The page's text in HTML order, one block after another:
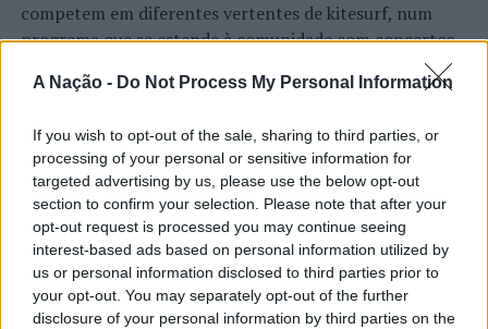
A Nação - Do Not Process My Personal Information
If you wish to opt-out of the sale, sharing to third parties, or
processing of your personal or sensitive information for
targeted advertising by us, please use the below opt-out
section to confirm your selection. Please note that after your
opt-out request is processed you may continue seeing
interest-based ads based on personal information utilized by
us or personal information disclosed to third parties prior to
your opt-out. You may separately opt-out of the further
disclosure of your personal information by third parties on the
Pedro Teixeira é um investigador pós-doutoral no
Centro Marc Bloch (Universidade Humboldt de Berlim),
onde integra o projeto franco-alemão “EURO-DEM –
Democracia no trabalho: um ideal Europeu?” (2021-
2024).
Leciona filosofia e economia política no Instituto Otto
Suhr da Universidade Livre de Berlim, em 2021 foi
investigador pós-doutoral no IFILNOVA (FCSH, Lisboa)
e, em 2017, investigador visitante no Departamento de
Filosofia da Universidade de Columbia em Nova Iorque.
Anteriormente, trabalhou como assistente de
competem em diferentes vertentes de kitesurf, num
programa que se estende à comunidade com concertos,
DJ sets e atividades junto ao rio. O evento é uma das
etapas do Nortada Ocean Rides, circuito que em 2026
Nova de Milfontes e Ericeira.
A iniciativa pretende aproximar a prática dos desportos
de vento das comunidades costeiras, promovendo o
território através do mar e das suas condições naturais.
Nas palavras de Pedro Mota, De todas as etapas do
Nortada Ocean Rides, este evento é o que mais precisa
da “nortada” como apoio, porque sem vento não há
CONTINUAR A LER
Cinco projetos de Cascais finalistas